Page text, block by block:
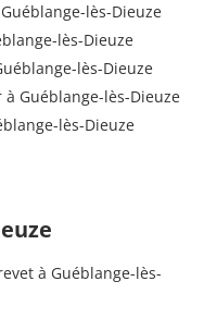
lès-Dieuze
lès-Dieuze
lès-Dieuze
Guéblange-lès-Dieuze
lès-Dieuze
à Guéblange-lès-